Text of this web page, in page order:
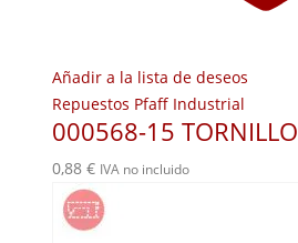
Añadir a la lista de deseos
Repuestos Pfaff Industrial
000568-15 TORNILLO
0,88 € IVA no incluido